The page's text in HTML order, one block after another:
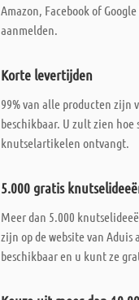
Amazon, Facebook of
aanmelden.
Korte levertijden
99% van alle producten zijn
beschikbaar. U zult zien hoe
knutselartikelen ontvangt.
5.000 gratis
Meer dan 5.000
zijn op de website van Aduis
beschikbaar en u kunt ze